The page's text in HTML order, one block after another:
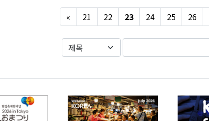
« Previous
21 22 23 24 25 26